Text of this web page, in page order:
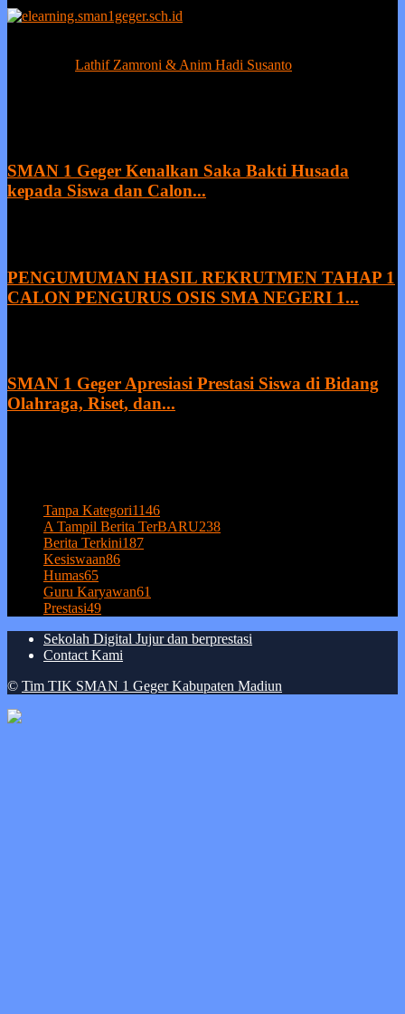
Lathif Zamroni & Anim Hadi Susanto
SMAN 1 Geger Kenalkan Saka Bakti Husada
kepada Siswa dan Calon...
PENGUMUMAN HASIL REKRUTMEN TAHAP 1
CALON PENGURUS OSIS SMA NEGERI 1...
SMAN 1 Geger Apresiasi Prestasi Siswa di Bidang
Olahraga, Riset, dan...
Tanpa Kategori1146
A Tampil Berita TerBARU238
Berita Terkini187
Kesiswaan86
Humas65
Guru Karyawan61
Prestasi49
Sekolah Digital Jujur dan berprestasi
Contact Kami
© Tim TIK SMAN 1 Geger Kabupaten Madiun